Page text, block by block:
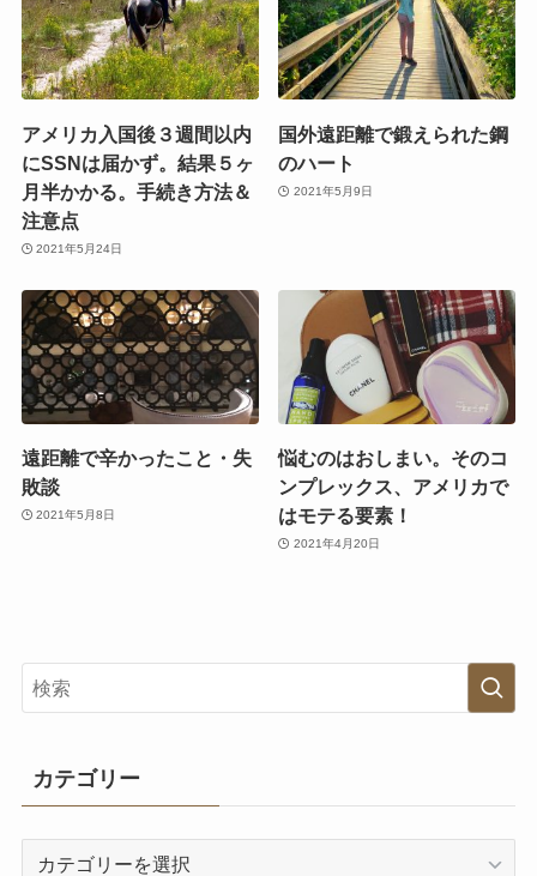
アメリカ入国後３週間以内
にSSNは届かず。結果５ヶ
月半かかる。手続き方法＆
注意点
2021年5月24日
国外遠距離で鍛えられた鋼
のハート
2021年5月9日
遠距離で辛かったこと・失
敗談
2021年5月8日
悩むのはおしまい。そのコ
ンプレックス、アメリカで
はモテる要素！
2021年4月20日
カテゴリー